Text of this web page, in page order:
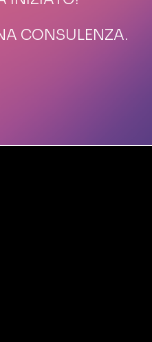
CONSULENZA.